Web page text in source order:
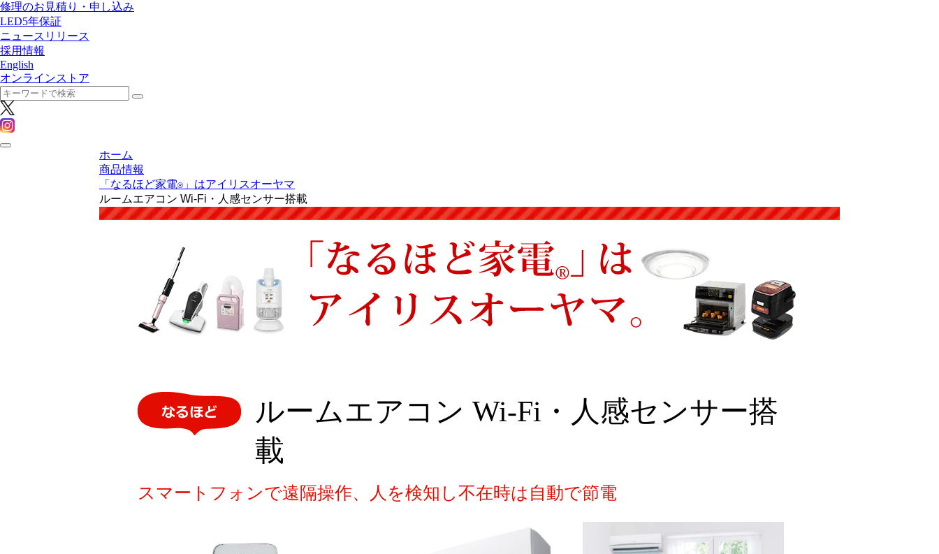
修理のお見積り・申し込み
LED5年保証
ニュースリリース
採用情報
English
オンラインストア
ホーム
商品情報
「なるほど家電® 」はアイリスオーヤマ
ルームエアコン Wi-Fi・人感センサー搭載
ルームエアコン Wi-Fi・人感センサー搭
載
スマートフォンで遠隔操作、人を検知し不在時は自動で節電